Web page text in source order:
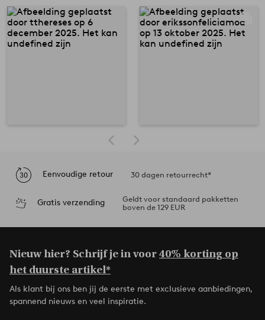
Eenvoudige retour 30 dagen retourrecht*
Gratis verzending
Geldt voor standaard pakketten
boven de 129 EUR
Nieuw hier? Schrijf je in voor40% korting op
het duurste artikel*
Als klant bij ons ben jij de eerste met exclusieve aanbiedingen,
spannend nieuws en veel inspiratie.